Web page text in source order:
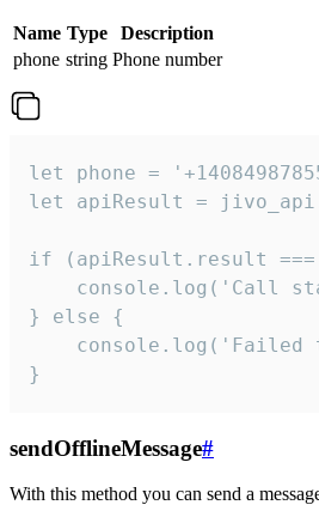
Name Type
Description
phone string Phone number
let phone =
let apiResult =
if (apiResult.result
console.log('Call
} else {
console.log('Failed
}
sendOfflineMessage#
With this method you can send a